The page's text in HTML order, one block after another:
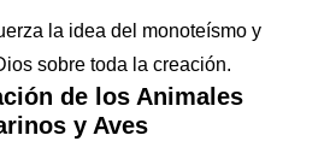
la idea del monoteísmo y
sobre toda la creación.
de los Animales
y Aves